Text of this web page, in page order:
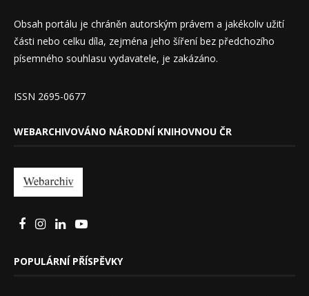
Obsah portálu je chráněn autorským právem a jakékoliv užití
části nebo celku díla, zejména jeho šíření bez předchozího
písemného souhlasu vydavatele, je zakázáno.
ISSN 2695-0677
WEBARCHIVOVÁNO NÁRODNÍ KNIHOVNOU ČR
POPULÁRNÍ PŘÍSPĚVKY